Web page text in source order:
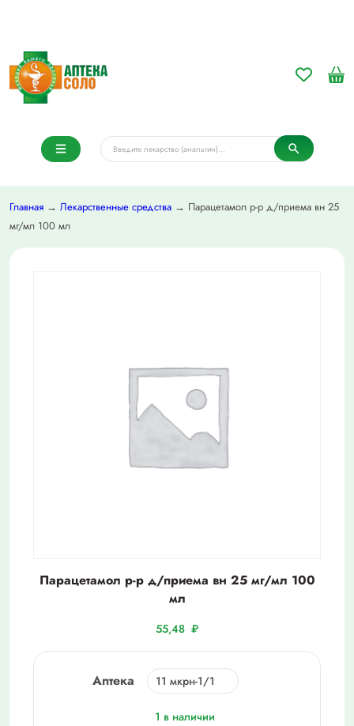
Главная → Лекарственные средства → Парацетамол р-р д/приема вн 25
мг/мл 100 мл
Парацетамол р-р д/приема вн 25 мг/мл 100
мл
55,48 ₽
Аптека
1 в наличии